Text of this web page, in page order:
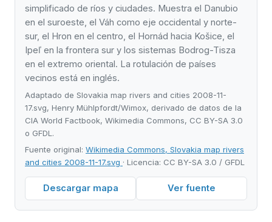
simplificado de ríos y ciudades. Muestra el Danubio
en el suroeste, el Váh como eje occidental y norte-
sur, el Hron en el centro, el Hornád hacia Košice, el
Ipeľ en la frontera sur y los sistemas Bodrog-Tisza
en el extremo oriental. La rotulación de países
vecinos está en inglés.
Adaptado de Slovakia map rivers and cities 2008-11-
17.svg, Henry Mühlpfordt/Wimox, derivado de datos de la
CIA World Factbook, Wikimedia Commons, CC BY-SA 3.0
o GFDL.
Fuente original: Wikimedia Commons, Slovakia map rivers
and cities 2008-11-17.svg · Licencia: CC BY-SA 3.0 / GFDL
Descargar mapa Ver fuente